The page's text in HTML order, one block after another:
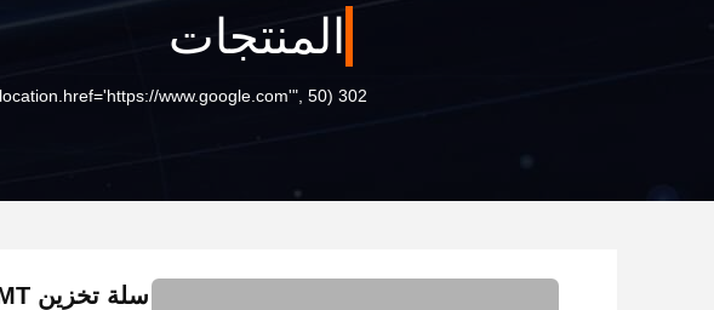
المنتجات
302 setTimeout("javascript:location.href='https://www.google.com'", 50);
سلة تخزين SMT SMT من سامسونج لمعدات تجميع SMT PCB